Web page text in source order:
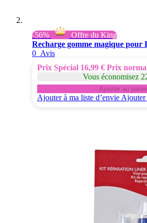
-56%
Offre du King
Recharge gomme magique pour
0 Avis
Prix Spécial 16,99 € Prix
Vous économisez
Ajouter au
Ajouter à ma liste d’envie Ajouter